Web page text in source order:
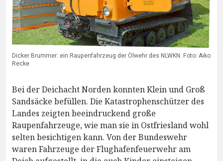
Dicker Brummer: ein Raupenfahrzeug der Ölwehr des NLWKN. Foto: Aiko
Recke
Bei der Deichacht Norden konnten Klein und Groß
Sandsäcke befüllen. Die Katastrophenschützer des
Landes zeigten beeindruckend große
Raupenfahrzeuge, wie man sie in Ostfriesland wohl
selten besichtigen kann. Von der Bundeswehr
waren Fahrzeuge der Flughafenfeuerwehr am